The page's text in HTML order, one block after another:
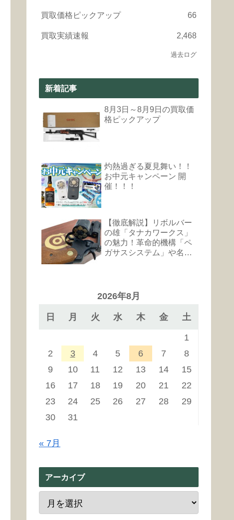
買取価格ピックアップ 66
買取実績速報 2,468
過去ログ
新着記事
8月3日～8月9日の買取価
格ピックアップ
灼熱過ぎる夏見舞い！！
お中元キャンペーン 開
催！！！
【徹底解説】リボルバー
の雄「タナカワークス」
の魅力！革命的機構「ペ
ガサスシステム」や名銃
2026年8月
日 月 火 水 木 金 土
1
2
3 4 5 6 7
8
9
10 11 12 13 14
15
16
17 18 19 20 21
22
23
24 25 26 27 28
29
30
31
« 7月
アーカイブ